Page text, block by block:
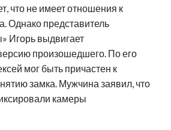
что не имеет отношения к
Однако представитель
Игорь выдвигает
произошедшего. По его
мог быть причастен к
замка. Мужчина заявил, что
камеры